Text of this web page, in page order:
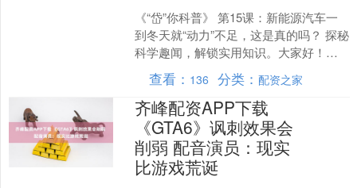
《“岱”你科普》 第15课：新能源汽车一
到冬天就“动力”不足，这是真的吗？ 探秘
科学趣闻，解锁实用知识。大家好！我
是泰安市科技馆科普小使者科科，我是
科普小使者慧....
查看： 136 分类：配资之家
齐峰配资APP下载
《GTA6》讽刺效果会
削弱 配音演员：现实
比游戏荒诞